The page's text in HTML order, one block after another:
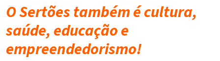
O Sertões também é cultura,
saúde, educação e
empreendedorismo!